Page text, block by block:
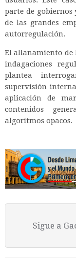
parte de gobiernos
de las grandes
autorregulación.
El allanamiento de
indagaciones
plantea
supervisión
aplicación de
contenidos
algoritmos opacos.
Sigue a